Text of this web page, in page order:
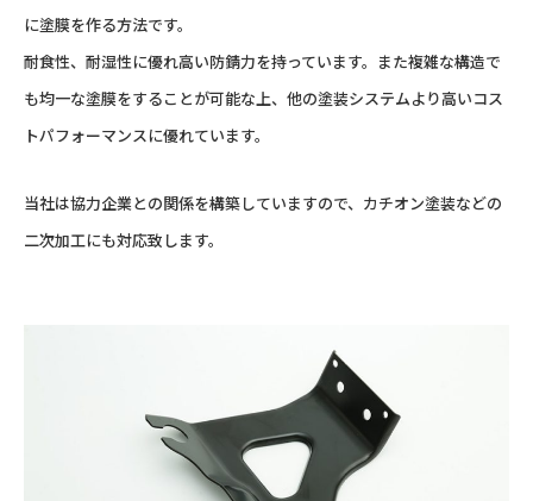
に塗膜を作る方法です。
耐食性、耐湿性に優れ高い防錆力を持っています。また複雑な構造で
も均一な塗膜をすることが可能な上、他の塗装システムより高いコス
トパフォーマンスに優れています。
当社は協力企業との関係を構築していますので、カチオン塗装などの
二次加工にも対応致します。